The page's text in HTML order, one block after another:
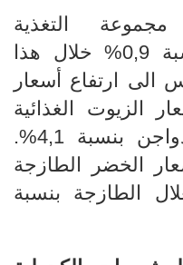
التغذية
9
,
0% خلال هذا
الى ارتفاع أسعار
5,5% وأسعار الزيوت الغذائية
بنسبة 4,4% وأسعار الدواجن بنسبة 4,1%.
الخضر الطازجة
الطازجة بنسبة